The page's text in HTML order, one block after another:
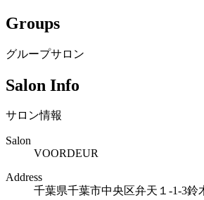
Groups
グループサロン
Salon Info
サロン情報
Salon
VOORDEUR
Address
千葉県千葉市中央区弁天１-1-3鈴